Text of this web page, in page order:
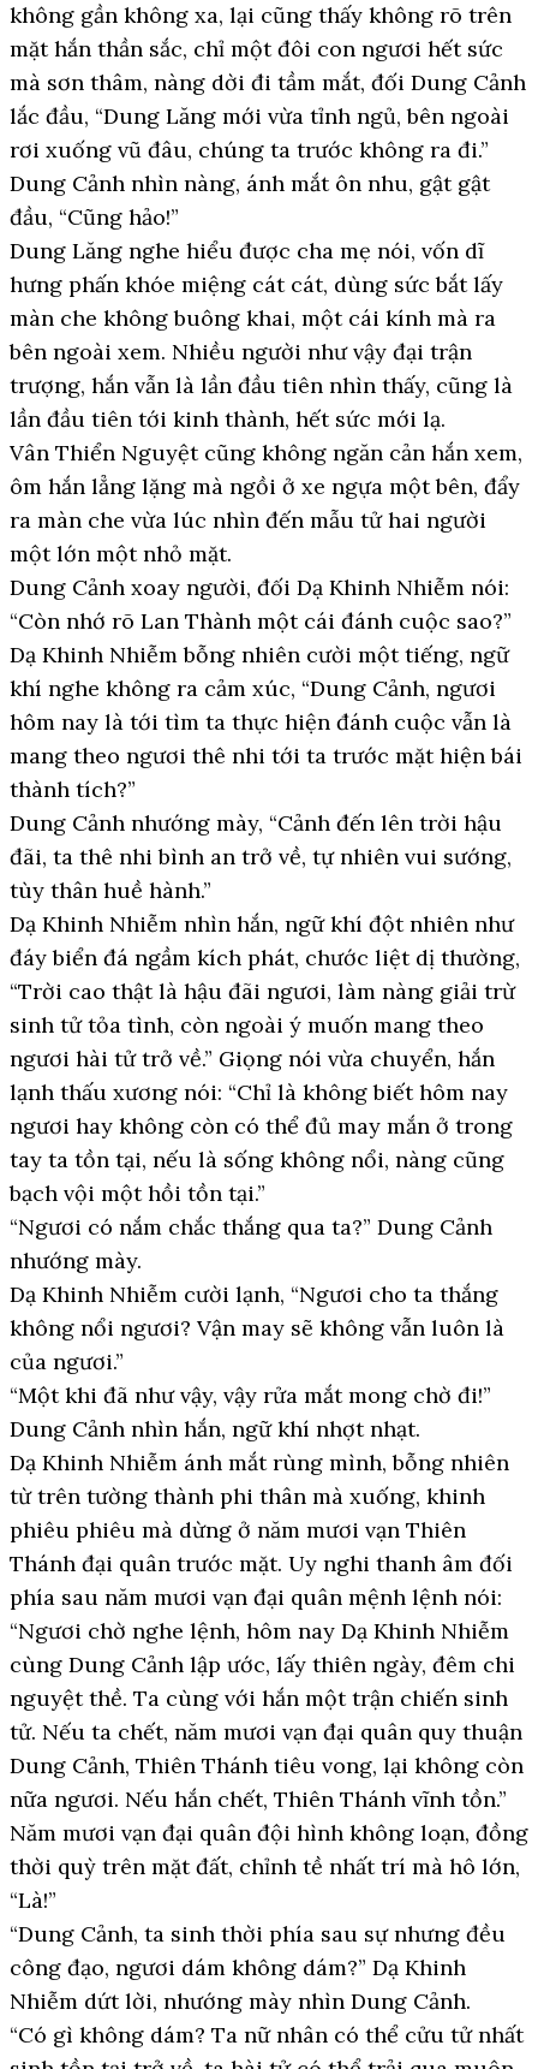
không gần không xa, lại cũng thấy không rõ trên
mặt hắn thần sắc, chỉ một đôi con ngươi hết sức
mà sơn thâm, nàng dời đi tầm mắt, đối Dung Cảnh
lắc đầu, “Dung Lăng mới vừa tỉnh ngủ, bên ngoài
rơi xuống vũ đâu, chúng ta trước không ra đi.”
Dung Cảnh nhìn nàng, ánh mắt ôn nhu, gật gật
đầu, “Cũng hảo!”
Dung Lăng nghe hiểu được cha mẹ nói, vốn dĩ
hưng phấn khóe miệng cát cát, dùng sức bắt lấy
màn che không buông khai, một cái kính mà ra
bên ngoài xem. Nhiều người như vậy đại trận
trượng, hắn vẫn là lần đầu tiên nhìn thấy, cũng là
lần đầu tiên tới kinh thành, hết sức mới lạ.
Vân Thiển Nguyệt cũng không ngăn cản hắn xem,
ôm hắn lẳng lặng mà ngồi ở xe ngựa một bên, đẩy
ra màn che vừa lúc nhìn đến mẫu tử hai người
một lớn một nhỏ mặt.
Dung Cảnh xoay người, đối Dạ Khinh Nhiễm nói:
“Còn nhớ rõ Lan Thành một cái đánh cuộc sao?”
Dạ Khinh Nhiễm bỗng nhiên cười một tiếng, ngữ
khí nghe không ra cảm xúc, “Dung Cảnh, ngươi
hôm nay là tới tìm ta thực hiện đánh cuộc vẫn là
mang theo ngươi thê nhi tới ta trước mặt hiện bái
thành tích?”
Dung Cảnh nhướng mày, “Cảnh đến lên trời hậu
đãi, ta thê nhi bình an trở về, tự nhiên vui sướng,
tùy thân huề hành.”
Dạ Khinh Nhiễm nhìn hắn, ngữ khí đột nhiên như
đáy biển đá ngầm kích phát, chước liệt dị thường,
“Trời cao thật là hậu đãi ngươi, làm nàng giải trừ
sinh tử tỏa tình, còn ngoài ý muốn mang theo
ngươi hài tử trở về.” Giọng nói vừa chuyển, hắn
lạnh thấu xương nói: “Chỉ là không biết hôm nay
ngươi hay không còn có thể đủ may mắn ở trong
tay ta tồn tại, nếu là sống không nổi, nàng cũng
bạch vội một hồi tồn tại.”
“Ngươi có nắm chắc thắng qua ta?” Dung Cảnh
nhướng mày.
Dạ Khinh Nhiễm cười lạnh, “Ngươi cho ta thắng
không nổi ngươi? Vận may sẽ không vẫn luôn là
của ngươi.”
“Một khi đã như vậy, vậy rửa mắt mong chờ đi!”
Dung Cảnh nhìn hắn, ngữ khí nhợt nhạt.
Dạ Khinh Nhiễm ánh mắt rùng mình, bỗng nhiên
từ trên tường thành phi thân mà xuống, khinh
phiêu phiêu mà dừng ở năm mươi vạn Thiên
Thánh đại quân trước mặt. Uy nghi thanh âm đối
phía sau năm mươi vạn đại quân mệnh lệnh nói:
“Ngươi chờ nghe lệnh, hôm nay Dạ Khinh Nhiễm
cùng Dung Cảnh lập ước, lấy thiên ngày, đêm chi
nguyệt thề. Ta cùng với hắn một trận chiến sinh
tử. Nếu ta chết, năm mươi vạn đại quân quy thuận
Dung Cảnh, Thiên Thánh tiêu vong, lại không còn
nữa ngươi. Nếu hắn chết, Thiên Thánh vĩnh tồn.”
Năm mươi vạn đại quân đội hình không loạn, đồng
thời quỳ trên mặt đất, chỉnh tề nhất trí mà hô lớn,
“Là!”
“Dung Cảnh, ta sinh thời phía sau sự nhưng đều
công đạo, ngươi dám không dám?” Dạ Khinh
Nhiễm dứt lời, nhướng mày nhìn Dung Cảnh.
“Có gì không dám? Ta nữ nhân có thể cửu tử nhất